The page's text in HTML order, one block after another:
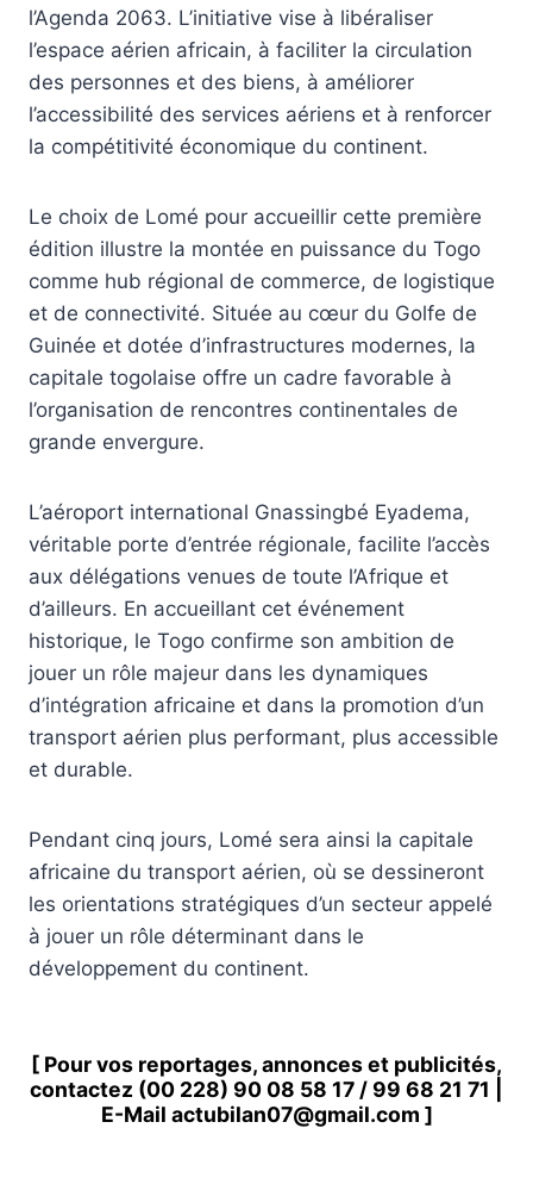
l’Agenda 2063. L’initiative vise à libéraliser
l’espace aérien africain, à faciliter la circulation
des personnes et des biens, à améliorer
l’accessibilité des services aériens et à renforcer
la compétitivité économique du continent.
Le choix de Lomé pour accueillir cette première
édition illustre la montée en puissance du Togo
comme hub régional de commerce, de logistique
et de connectivité. Située au cœur du Golfe de
Guinée et dotée d’infrastructures modernes, la
capitale togolaise offre un cadre favorable à
l’organisation de rencontres continentales de
grande envergure.
L’aéroport international Gnassingbé Eyadema,
véritable porte d’entrée régionale, facilite l’accès
aux délégations venues de toute l’Afrique et
d’ailleurs. En accueillant cet événement
historique, le Togo confirme son ambition de
jouer un rôle majeur dans les dynamiques
d’intégration africaine et dans la promotion d’un
transport aérien plus performant, plus accessible
et durable.
Pendant cinq jours, Lomé sera ainsi la capitale
africaine du transport aérien, où se dessineront
les orientations stratégiques d’un secteur appelé
à jouer un rôle déterminant dans le
développement du continent.
[ Pour vos reportages, annonces et publicités,
contactez (00 228) 90 08 58 17 / 99 68 21 71
E-Mail actubilan07@gmail.com ]